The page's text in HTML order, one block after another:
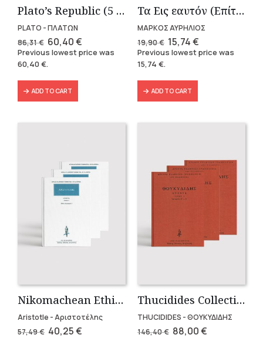
Plato’s Republic (5 volumes)
PLATO - ΠΛΑΤΩΝ
86,31€ Original
price
was:
86,31 €.
60,40€Current
price
is:
Previous lowest price was
60,40€.
ADD TO CART
Τα Εις εαυτόν (Επίτομο) – Μάρκος Αυρήλιος
ΜΑΡΚΟΣ ΑΥΡΗΛΙΟΣ
19,90€ Original
price
was:
15,74€Current
price
is:
Previous lowest price was
15,74 €.
ADD TO CART
Nikomachean Ethics (3 volumes)
Aristotle - Αριστοτέλης
57,49€ Original
40,25€Current
Thucidides Collection – Hardbound Edition (4 volumes)
THUCIDIDES - ΘΟΥΚΥΔΙΔΗΣ
146,40€ Original
88,00€Current